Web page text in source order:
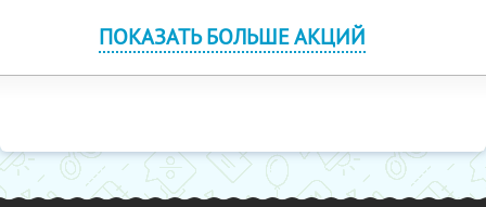
ПОКАЗАТЬ БОЛЬШЕ АКЦИЙ